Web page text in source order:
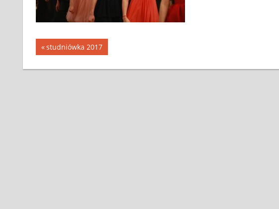
Nawigacja
Previous
studniówka 2017